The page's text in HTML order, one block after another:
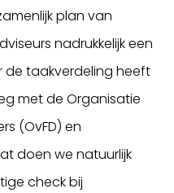
plan van
nadrukkelijk een
de taakverdeling heeft
met de Organisatie
(OvFD) en
doen we natuurlijk
check bij